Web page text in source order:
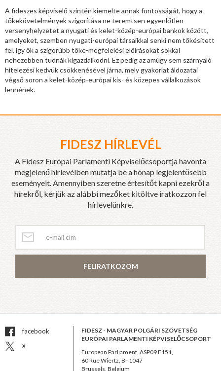
A fideszes képviselő szintén kiemelte annak fontosságát, hogy a
tőkekövetelmények szigorítása ne teremtsen egyenlőtlen
versenyhelyzetet a nyugati és kelet-közép-európai bankok között,
amelyeket, szemben nyugati-európai társaikkal senki nem tőkésített
fel, így ők a szigorúbb tőke-megfelelési előírásokat sokkal
nehezebben tudnák kigazdálkodni. Ez pedig az amúgy sem szárnyaló
hitelezési kedvük csökkenésével járna, mely gyakorlat áldozatai
végső soron a kelet-közép-európai kis- és közepes vállalkozások
lennének.
FIDESZ HÍRLEVÉL
A Fidesz Európai Parlamenti Képviselőcsoportja havonta
megjelenő hírlevélben mutatja be a hónap legjelentősebb
eseményeit. Amennyiben szeretne értesítőt kapni ezekről a
hírekről, kérjük az alábbi mezőket kitöltve iratkozzon fel
hírlevelünkre.
FELIRATKOZOM
facebook
x
FIDESZ - MAGYAR POLGÁRI SZÖVETSÉG
EURÓPAI PARLAMENTI KÉPVISELŐCSOPORT
European Parliament, ASP09 E151,
60 Rue Wiertz, B–1047
Brussels, Belgium